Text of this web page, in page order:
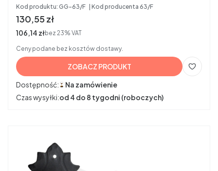
Kod produktu: GG-63/F Kod producenta 63/F
Cena brutto
130,55 zł
Cena netto
106,14 złbez 23% VAT
Ceny podane bez kosztów dostawy.
ZOBACZ PRODUKT
Dostępność:
Na zamówienie
Czas wysyłki:od 4 do 8 tygodni (roboczych)